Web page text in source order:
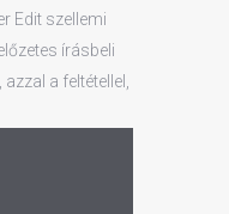
Edit szellemi
írásbeli
a feltétellel,